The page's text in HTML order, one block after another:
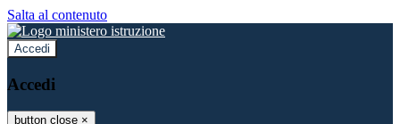
Salta al contenuto
Accedi
Accedi
button close ×